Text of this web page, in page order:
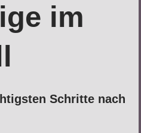
im
Schritte nach